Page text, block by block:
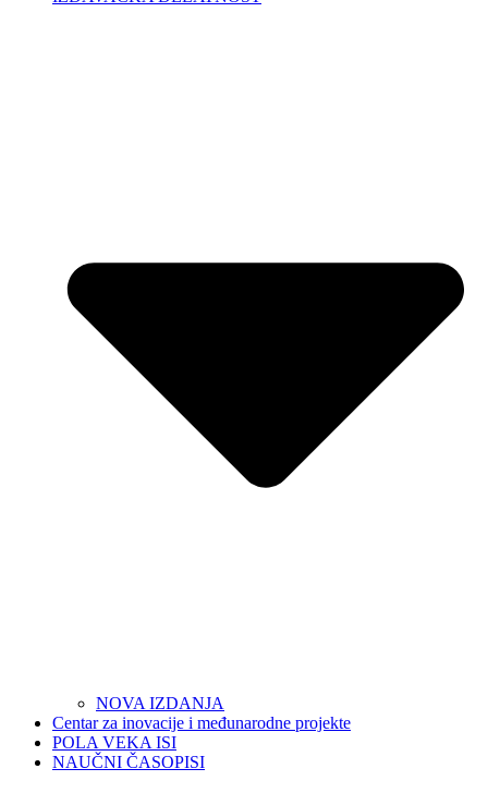
NOVA IZDANJA
Centar za inovacije i međunarodne projekte
POLA VEKA ISI
NAUČNI ČASOPISI